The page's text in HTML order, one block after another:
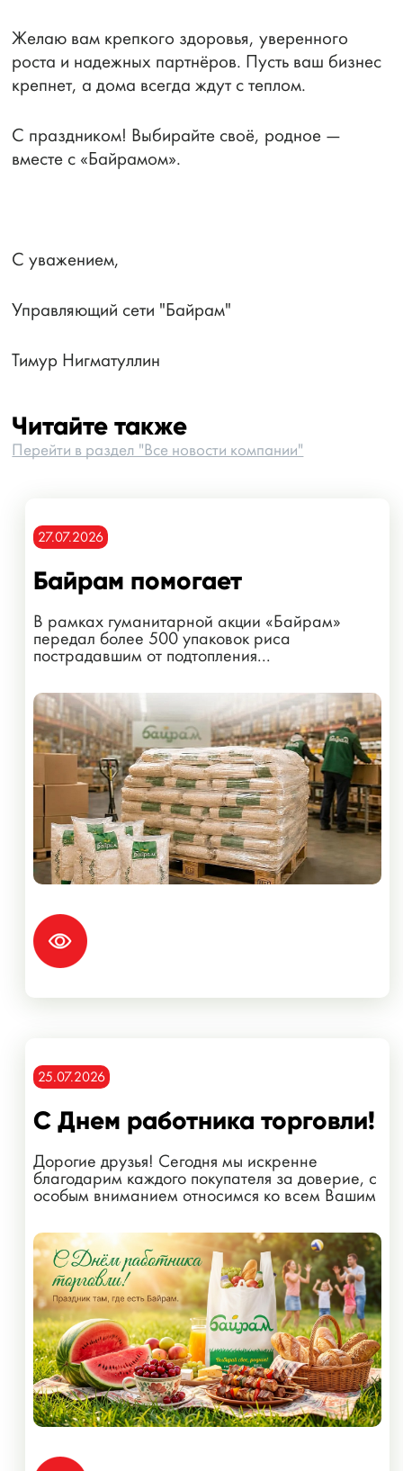
Желаю вам крепкого здоровья, уверенного
роста и надежных партнёров. Пусть ваш бизнес
крепнет, а дома всегда ждут с теплом.
С праздником! Выбирайте своё, родное —
вместе с «Байрамом».
С уважением,
Управляющий сети "Байрам"
Тимур Нигматуллин
Читайте также
Перейти в раздел "Все новости компании"
27.07.2026
Байрам помогает
В рамках гуманитарной акции «Байрам»
передал более 500 упаковок риса
пострадавшим от подтопления...
25.07.2026
С Днем работника торговли!
Дорогие друзья! Сегодня мы искренне
благодарим каждого покупателя за доверие, с
особым вниманием относимся ко всем Вашим